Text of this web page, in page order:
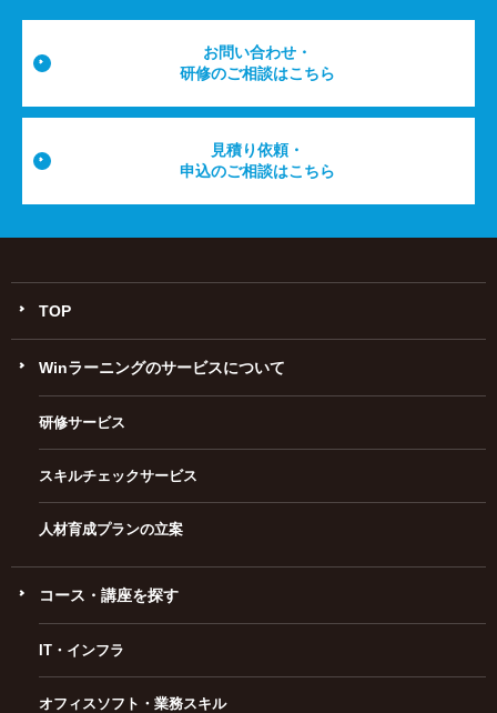
お問い合わせ・
研修のご相談はこちら
見積り依頼・
申込のご相談はこちら
TOP
Winラーニングのサービスについて
研修サービス
スキルチェックサービス
人材育成プランの立案
コース・講座を探す
IT・インフラ
オフィスソフト・業務スキル